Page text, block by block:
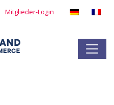
Mitglieder-Login